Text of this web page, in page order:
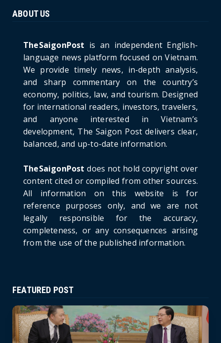
Project: An Analysi...
June 21, 2026
HOTNEWS
Detailed Analysis of the Cooling-off Period
Law in Timeshare...
June 21, 2026
HOTNEWS
Prime Minister Lê Minh Hưng’s Visit to
Russia: A New Step Fo...
HOTNEWS
Politburo: Strictly Handle Acts of Using
Pirated Software, C...
June 21, 2026
ABOUT US
TheSaigonPost is an independent English-
language news platform focused on Vietnam.
We provide timely news, in-depth analysis,
and sharp commentary on the country’s
economy, politics, law, and tourism. Designed
for international readers, investors, travelers,
and anyone interested in Vietnam’s
development, The Saigon Post delivers clear,
balanced, and up-to-date information.
TheSaigonPost does not hold copyright over
content cited or compiled from other sources.
All information on this website is for
reference purposes only, and we are not
legally responsible for the accuracy,
completeness, or any consequences arising
from the use of the published information.
FEATURED POST